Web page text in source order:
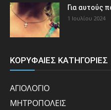
Για αυτούς
1 Ιουλίου 2024
ΚΟΡΥΦΑΙΕΣ ΚΑΤΗΓΟΡΙΕΣ
ΑΓΙΟΛΟΓΙΟ
ΜΗΤΡΟΠΟΛΕΙΣ